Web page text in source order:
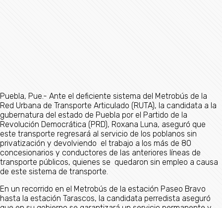
Puebla, Pue.- Ante el deficiente sistema del Metrobús de la
Red Urbana de Transporte Articulado (RUTA), la candidata a la
gubernatura del estado de Puebla por el Partido de la
Revolución Democrática (PRD), Roxana Luna, aseguró que
este transporte regresará al servicio de los poblanos sin
privatización y devolviendo el trabajo a los más de 80
concesionarios y conductores de las anteriores líneas de
transporte públicos, quienes se quedaron sin empleo a causa
de este sistema de transporte.
En un recorrido en el Metrobús de la estación Paseo Bravo
hasta la estación Tarascos, la candidata perredista aseguró